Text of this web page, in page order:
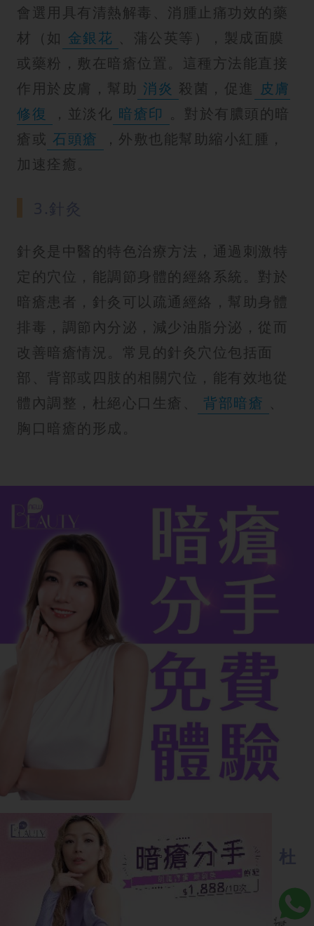
會選用具有清熱解毒、消腫止痛功效的藥
材（如 金銀花 、蒲公英等），製成面膜
或藥粉，敷在暗瘡位置。這種方法能直接
作用於皮膚，幫助 消炎 殺菌，促進 皮膚
修復
，並淡化 暗瘡印
。對於有膿頭的暗
瘡或 石頭瘡
，外敷也能幫助縮小紅腫，
加速痊癒。
針灸是中醫的特色治療方法，通過刺激特
定的穴位，能調節身體的經絡系統。對於
暗瘡患者，針灸可以疏通經絡，幫助身體
排毒，調節內分泌，減少油脂分泌，從而
改善暗瘡情況。常見的針灸穴位包括面
部、背部或四肢的相關穴位，能有效地從
體內調整，杜絕心口生瘡、
背部暗瘡 、
胸口暗瘡的形成。
3個改善暗瘡的茶飲！從內在調理、杜
絕暗瘡形成！